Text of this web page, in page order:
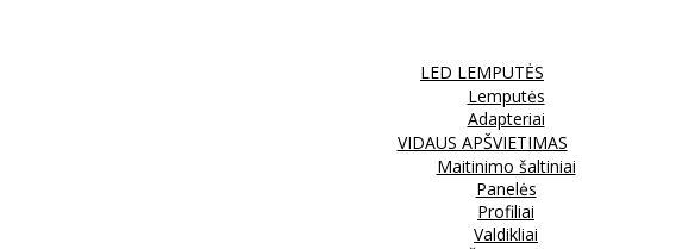
LED LEMPUTĖS
Lemputės
Adapteriai
VIDAUS APŠVIETIMAS
Maitinimo šaltiniai
Panelės
Profiliai
Valdikliai